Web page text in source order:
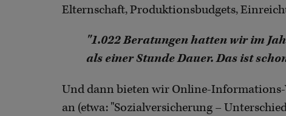
Elternschaft, Produktionsbudgets,
"1.022 Beratungen hatten wir im
als einer Stunde Dauer. Das ist
Und dann bieten wir Online-Informations-
an (etwa: "Sozialversicherung –